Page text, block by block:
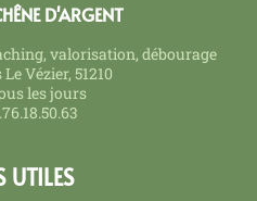
D'ARGENT
valorisation, débourage
Vézier, 51210
les jours
UTILES